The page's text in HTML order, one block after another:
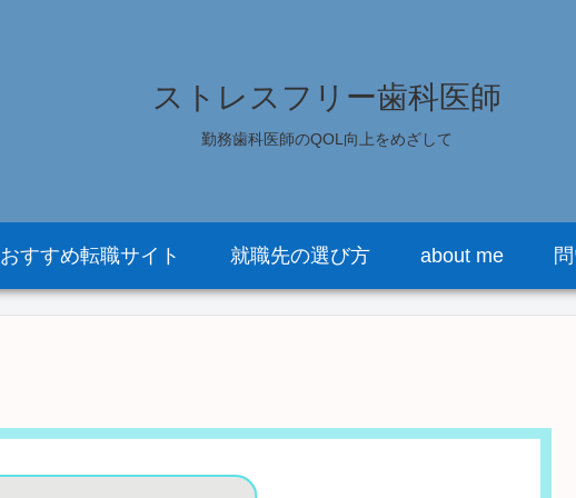
ストレスフリー歯科医師
勤務歯科医師のQOL向上をめざして
おすすめ転職サイト 就職先の選び方 about me